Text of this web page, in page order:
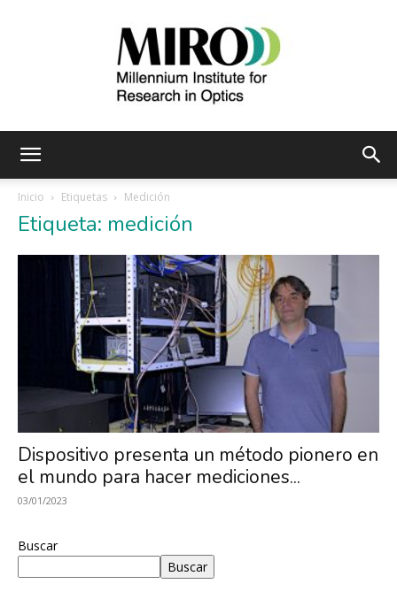
de
Investigación
en
Óptica,
Inicio Etiquetas Medición
Etiqueta: medición
Dispositivo presenta un método pionero en
el mundo para hacer mediciones...
03/01/2023
Buscar
Buscar